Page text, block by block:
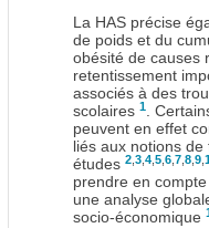
La HAS précise
de poids et du
obésité de causes
retentissement
associés à des
scolaires 1
.
peuvent en effet
liés aux notions
études 2 3 4 5 6 7 8 9
prendre en
une analyse
socio-économique